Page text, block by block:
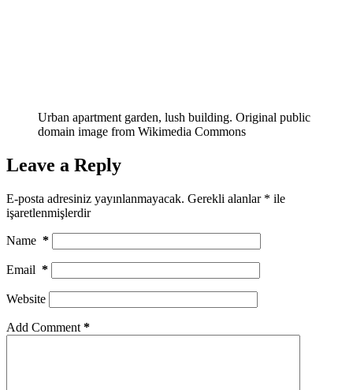
Urban apartment garden, lush building. Original public
domain image from Wikimedia Commons
Leave a Reply
E-posta adresiniz yayınlanmayacak. Gerekli alanlar * ile
işaretlenmişlerdir
Name *
Email *
Website
Add Comment *